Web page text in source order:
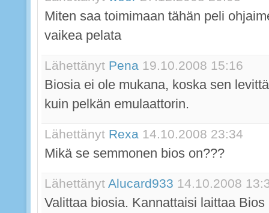
Miten saa toimimaan tähän peli
vaikea pelata
Lähettänyt Pena 19.10.2008 15:16
Biosia ei ole mukana, koska sen
kuin pelkän emulaattorin.
Lähettänyt Rexa 14.10.2008 23:34
Mikä se semmonen bios on???
Lähettänyt Alucard933 14.10.2008
Valittaa biosia. Kannattaisi laittaa